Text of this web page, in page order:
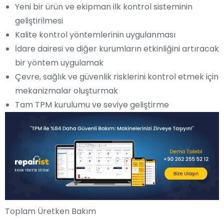
Yeni bir ürün ve ekipman ilk kontrol sisteminin
geliştirilmesi
Kalite kontrol yöntemlerinin uygulanması
İdare dairesi ve diğer kurumların etkinliğini artıracak
bir yöntem uygulamak
Çevre, sağlık ve güvenlik risklerini kontrol etmek için
mekanizmalar oluşturmak
Tam TPM kurulumu ve seviye geliştirme
Toplam Üretken Bakım